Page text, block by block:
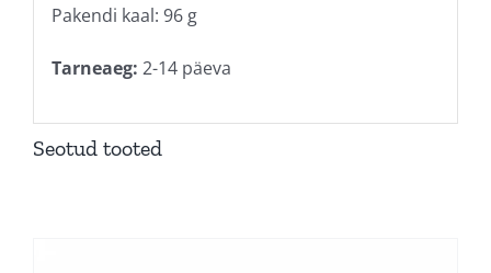
Pakendi kaal: 96 g
Tarneaeg: 2-14 päeva
Seotud tooted